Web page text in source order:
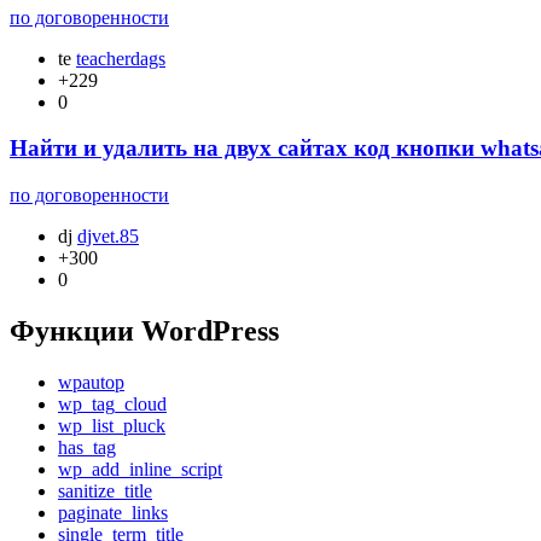
по договоренности
te teacherdags
+229
0
Найти и удалить на двух сайтах код кнопки
по договоренности
dj djvet.85
+300
0
Функции WordPress
wpautop
wp_tag_cloud
wp_list_pluck
has_tag
wp_add_inline_script
sanitize_title
paginate_links
single_term_title